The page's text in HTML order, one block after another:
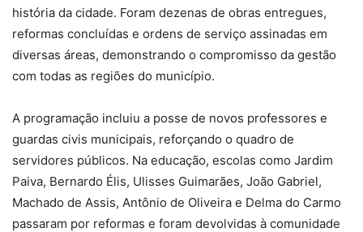
história da cidade. Foram dezenas de obras entregues,
reformas concluídas e ordens de serviço assinadas em
diversas áreas, demonstrando o compromisso da gestão
com todas as regiões do município.
A programação incluiu a posse de novos professores e
guardas civis municipais, reforçando o quadro de
servidores públicos. Na educação, escolas como Jardim
Paiva, Bernardo Élis, Ulisses Guimarães, João Gabriel,
Machado de Assis, Antônio de Oliveira e Delma do Carmo
passaram por reformas e foram devolvidas à comunidade